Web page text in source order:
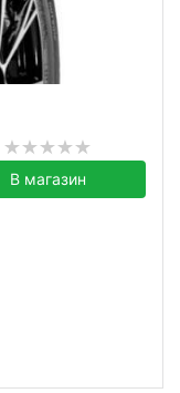
В магазин